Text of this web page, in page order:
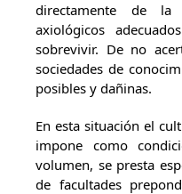
directamente de la
axiológicos
sobrevivir. De no
sociedades de
posibles y dañinas.
En esta situación el
impone como
volumen, se presta
de facultades